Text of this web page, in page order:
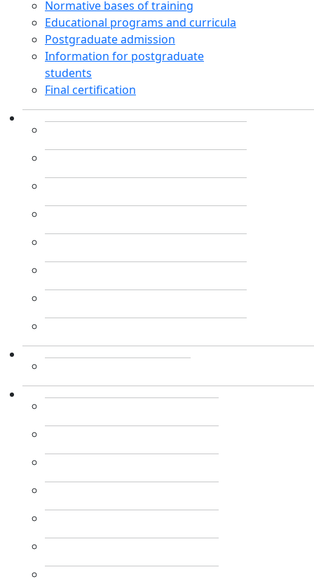
Normative bases of training
Educational programs and curricula
Postgraduate admission
Information for postgraduate
students
Final certification